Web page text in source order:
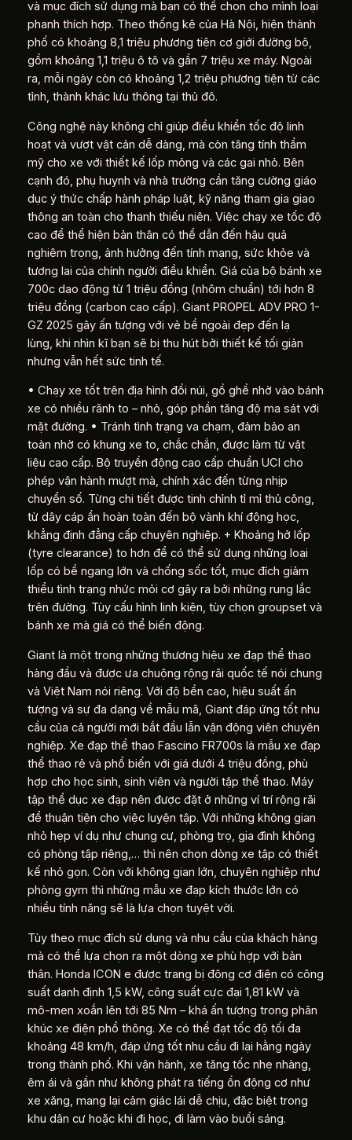
và mục đích sử dụng mà bạn có thể chọn cho mình loại
phanh thích hợp. Theo thống kê của Hà Nội, hiện thành
phố có khoảng 8,1 triệu phương tiện cơ giới đường bộ,
gồm khoảng 1,1 triệu ô tô và gần 7 triệu xe máy. Ngoài
ra, mỗi ngày còn có khoảng 1,2 triệu phương tiện từ các
tỉnh, thành khác lưu thông tại thủ đô.
Công nghệ này không chỉ giúp điều khiển tốc độ linh
hoạt và vượt vật cản dễ dàng, mà còn tăng tính thẩm
mỹ cho xe với thiết kế lốp mỏng và các gai nhỏ. Bên
cạnh đó, phụ huynh và nhà trường cần tăng cường giáo
dục ý thức chấp hành pháp luật, kỹ năng tham gia giao
thông an toàn cho thanh thiếu niên. Việc chạy xe tốc độ
cao để thể hiện bản thân có thể dẫn đến hậu quả
nghiêm trọng, ảnh hưởng đến tính mạng, sức khỏe và
tương lai của chính người điều khiển. Giá của bộ bánh xe
700c dao động từ 1 triệu đồng (nhôm chuẩn) tới hơn 8
triệu đồng (carbon cao cấp). Giant PROPEL ADV PRO 1-
GZ 2025 gây ấn tượng với vẻ bề ngoài đẹp đến lạ
lùng, khi nhìn kĩ bạn sẽ bị thu hút bởi thiết kế tối giản
nhưng vẫn hết sức tinh tế.
• Chạy xe tốt trên địa hình đồi núi, gồ ghề nhờ vào bánh
xe có nhiều rãnh to – nhỏ, góp phần tăng độ ma sát với
mặt đường. • Tránh tình trạng va chạm, đảm bảo an
toàn nhờ có khung xe to, chắc chắn, được làm từ vật
liệu cao cấp. Bộ truyền động cao cấp chuẩn UCI cho
phép vận hành mượt mà, chính xác đến từng nhịp
chuyển số. Từng chi tiết được tinh chỉnh tỉ mỉ thủ công,
từ dây cáp ẩn hoàn toàn đến bộ vành khí động học,
khẳng định đẳng cấp chuyên nghiệp. + Khoảng hở lốp
(tyre clearance) to hơn để có thể sử dụng những loại
lốp có bề ngang lớn và chống sốc tốt, mục đích giảm
thiểu tình trạng nhức mỏi cơ gây ra bởi những rung lắc
trên đường. Tùy cấu hình linh kiện, tùy chọn groupset và
bánh xe mà giá có thể biến động.
Giant là một trong những thương hiệu xe đạp thể thao
hàng đầu và được ưa chuộng rộng rãi quốc tế nói chung
và Việt Nam nói riêng. Với độ bền cao, hiệu suất ấn
tượng và sự đa dạng về mẫu mã, Giant đáp ứng tốt nhu
cầu của cả người mới bắt đầu lẫn vận động viên chuyên
nghiệp. Xe đạp thể thao Fascino FR700s là mẫu xe đạp
thể thao rẻ và phổ biến với giá dưới 4 triệu đồng, phù
hợp cho học sinh, sinh viên và người tập thể thao. Máy
tập thể dục xe đạp nên được đặt ở những ví trí rộng rãi
để thuận tiện cho việc luyện tập. Với những không gian
nhỏ hẹp ví dụ như chung cư, phòng trọ, gia đình không
có phòng tập riêng,… thì nên chọn dòng xe tập có thiết
kế nhỏ gọn. Còn với không gian lớn, chuyên nghiệp như
phòng gym thì những mẫu xe đạp kích thước lớn có
nhiều tính năng sẽ là lựa chọn tuyệt vời.
Tùy theo mục đích sử dụng và nhu cầu của khách hàng
mà có thể lựa chọn ra một dòng xe phù hợp với bản
thân. Honda ICON e được trang bị động cơ điện có công
suất danh định 1,5 kW, công suất cực đại 1,81 kW và
mô-men xoắn lên tới 85 Nm – khá ấn tượng trong phân
khúc xe điện phổ thông. Xe có thể đạt tốc độ tối đa
khoảng 48 km/h, đáp ứng tốt nhu cầu đi lại hằng ngày
trong thành phố. Khi vận hành, xe tăng tốc nhẹ nhàng,
êm ái và gần như không phát ra tiếng ồn động cơ như
xe xăng, mang lại cảm giác lái dễ chịu, đặc biệt trong
khu dân cư hoặc khi đi học, đi làm vào buổi sáng.